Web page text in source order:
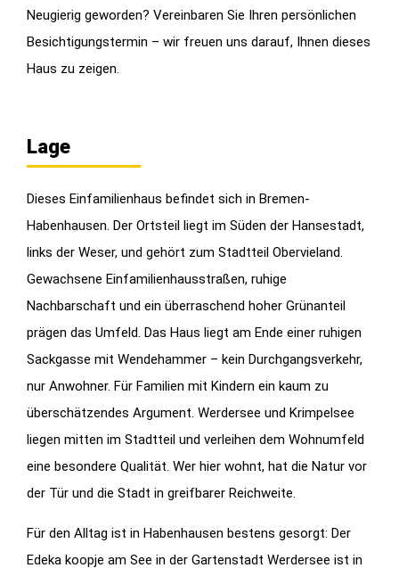
Neugierig geworden? Vereinbaren Sie Ihren persönlichen
Besichtigungstermin – wir freuen uns darauf, Ihnen dieses
Haus zu zeigen.
Lage
Dieses Einfamilienhaus befindet sich in Bremen-
Habenhausen. Der Ortsteil liegt im Süden der Hansestadt,
links der Weser, und gehört zum Stadtteil Obervieland.
Gewachsene Einfamilienhausstraßen, ruhige
Nachbarschaft und ein überraschend hoher Grünanteil
prägen das Umfeld. Das Haus liegt am Ende einer ruhigen
Sackgasse mit Wendehammer – kein Durchgangsverkehr,
nur Anwohner. Für Familien mit Kindern ein kaum zu
überschätzendes Argument. Werdersee und Krimpelsee
liegen mitten im Stadtteil und verleihen dem Wohnumfeld
eine besondere Qualität. Wer hier wohnt, hat die Natur vor
der Tür und die Stadt in greifbarer Reichweite.
Für den Alltag ist in Habenhausen bestens gesorgt: Der
Edeka koopje am See in der Gartenstadt Werdersee ist in